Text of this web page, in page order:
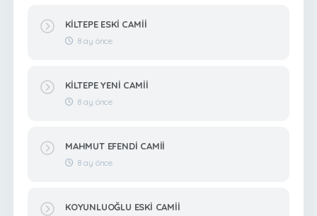
KİLTEPE ESKİ CAMİİ
8 ay önce
KİLTEPE YENİ CAMİİ
8 ay önce
MAHMUT EFENDİ CAMİİ
8 ay önce
KOYUNLUOĞLU ESKİ CAMİİ